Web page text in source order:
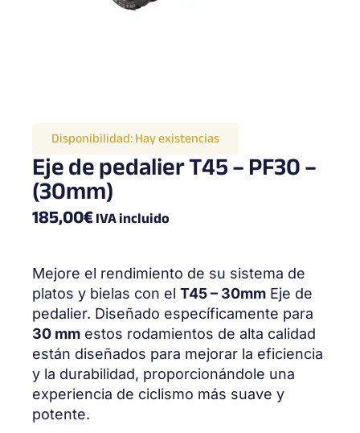
Disponibilidad:Hay existencias
Eje de pedalier T45 – PF30 –
(30mm)
185,00€IVA incluido
Mejore el rendimiento de su sistema de
platos y bielas con el T45 – 30mm Eje de
pedalier. Diseñado específicamente para
30 mm estos rodamientos de alta calidad
están diseñados para mejorar la eficiencia
y la durabilidad, proporcionándole una
experiencia de ciclismo más suave y
potente.